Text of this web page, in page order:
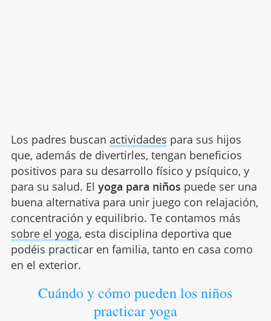
Los padres buscan actividades para sus hijos
que, además de divertirles, tengan beneficios
positivos para su desarrollo físico y psíquico, y
para su salud. El yoga para niños puede ser una
buena alternativa para unir juego con relajación,
concentración y equilibrio. Te contamos más
sobre el yoga, esta disciplina deportiva que
podéis practicar en familia, tanto en casa como
en el exterior.
Cuándo y cómo pueden los niños
practicar yoga